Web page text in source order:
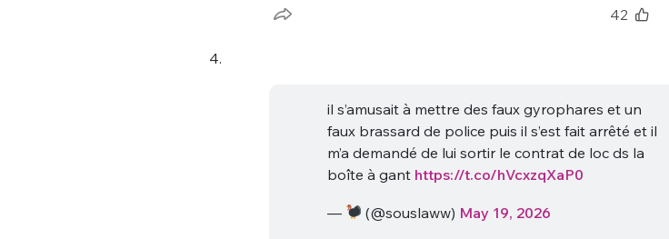
42
4.
il s’amusait à mettre des faux gyrophares et un
faux brassard de police puis il s’est fait arrêté et il
m’a demandé de lui sortir le contrat de loc ds la
boîte à gant https://t.co/hVcxzqXaP0
— (@souslaww) May 19, 2026
Bienvenue !
VOTRE PARTICIPATION
Que souhaitez-vous proposer ?
Quelques
Ma propre